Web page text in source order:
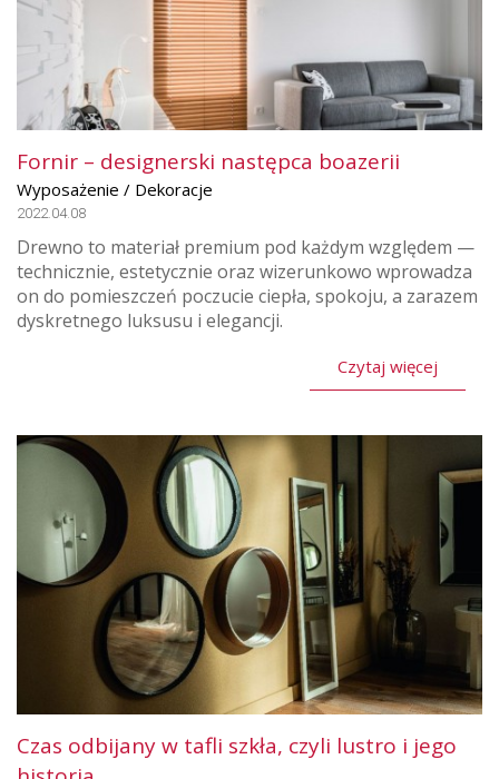
Fornir – designerski następca boazerii
Wyposażenie / Dekoracje
2022.04.08
Drewno to materiał premium pod każdym względem —
technicznie, estetycznie oraz wizerunkowo wprowadza
on do pomieszczeń poczucie ciepła, spokoju, a zarazem
dyskretnego luksusu i elegancji.
Czytaj więcej
Czas odbijany w tafli szkła, czyli lustro i jego